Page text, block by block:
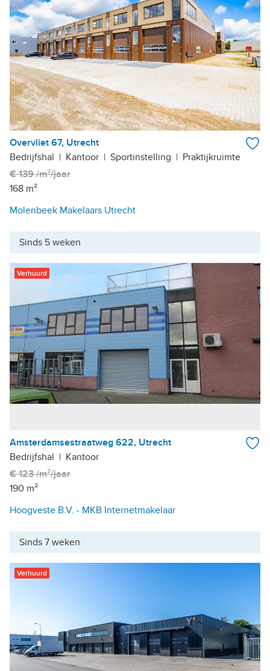
Overvliet 67, Utrecht
Bedrijfshal | Kantoor | Sportinstelling | Praktijkruimte
€ 139 /m²/jaar
168 m²
Molenbeek Makelaars Utrecht
Sinds 5 weken
Verhuurd
Amsterdamsestraatweg 622, Utrecht
Bedrijfshal | Kantoor
€ 123 /m²/jaar
190 m²
Hoogveste B.V. - MKB Internetmakelaar
Sinds 7 weken
Verhuurd